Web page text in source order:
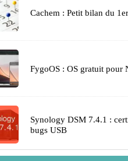
Cachem : Petit bilan du
FygoOS : OS gratuit
Synology DSM 7.4.1 :
bugs USB